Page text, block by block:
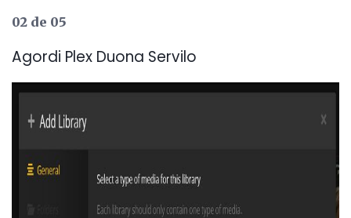
02 de 05
Agordi Plex Duona Servilo